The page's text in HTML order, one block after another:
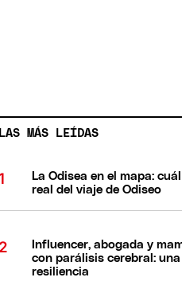
LAS MÁS LEÍDAS
La Odisea en el mapa:
real del viaje de Odiseo
Influencer, abogada y
con parálisis cerebral:
resiliencia